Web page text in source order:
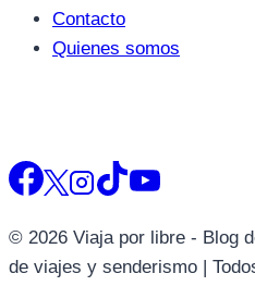
Contacto
Quienes somos
© 2026 Viaja por libre - Blog
de viajes y senderismo |